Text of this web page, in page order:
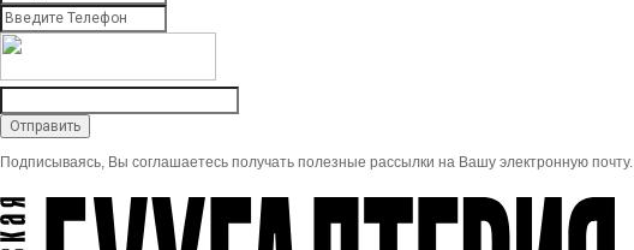
Подписываясь, Вы соглашаетесь получать полезные рассылки на Вашу электронную почту.